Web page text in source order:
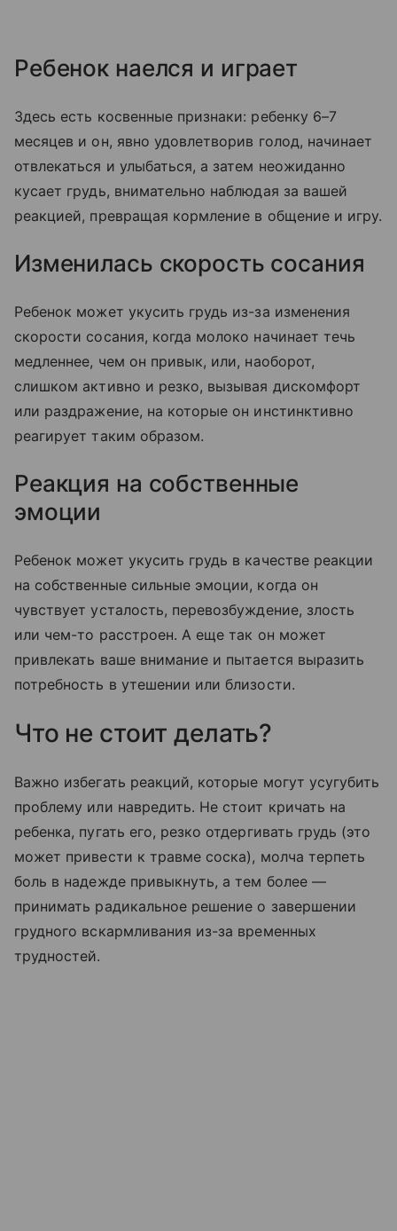
Ребенок наелся и играет
Здесь есть косвенные признаки: ребенку 6–7
месяцев и он, явно удовлетворив голод, начинает
отвлекаться и улыбаться, а затем неожиданно
кусает грудь, внимательно наблюдая за вашей
реакцией, превращая кормление в общение и игру.
Изменилась скорость сосания
Ребенок может укусить грудь из-за изменения
скорости сосания, когда молоко начинает течь
медленнее, чем он привык, или, наоборот,
слишком активно и резко, вызывая дискомфорт
или раздражение, на которые он инстинктивно
реагирует таким образом.
Реакция на собственные
эмоции
Ребенок может укусить грудь в качестве реакции
на собственные сильные эмоции, когда он
чувствует усталость, перевозбуждение, злость
или чем-то расстроен. А еще так он может
привлекать ваше внимание и пытается выразить
потребность в утешении или близости.
Что не стоит делать?
Важно избегать реакций, которые могут усугубить
проблему или навредить. Не стоит кричать на
ребенка, пугать его, резко отдергивать грудь (это
может привести к травме соска), молча терпеть
боль в надежде привыкнуть, а тем более —
принимать радикальное решение о завершении
грудного вскармливания из-за временных
трудностей.